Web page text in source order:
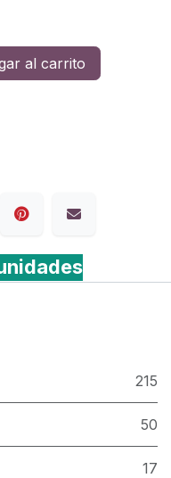
al carrito
215
50
17